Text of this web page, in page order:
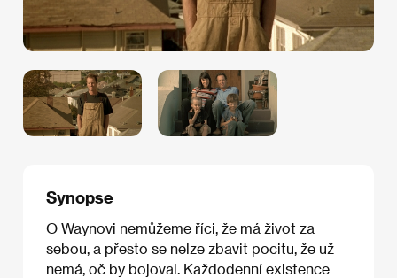
Synopse
O Waynovi nemůžeme říci, že má život za
sebou, a přesto se nelze zbavit pocitu, že už
nemá, oč by bojoval. Každodenní existence